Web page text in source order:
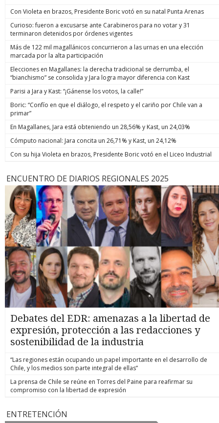
Con Violeta en brazos, Presidente Boric votó en su natal Punta Arenas
Curioso: fueron a excusarse ante Carabineros para no votar y 31
terminaron detenidos por órdenes vigentes
Más de 122 mil magallánicos concurrieron a las urnas en una elección
marcada por la alta participación
Elecciones en Magallanes: la derecha tradicional se derrumba, el
“bianchismo” se consolida y Jara logra mayor diferencia con Kast
Parisi a Jara y Kast: “¡Gánense los votos, la calle!”
Boric: “Confío en que el diálogo, el respeto y el cariño por Chile van a
primar”
En Magallanes, Jara está obteniendo un 28,56% y Kast, un 24,03%
Cómputo nacional: Jara concita un 26,71% y Kast, un 24,12%
Con su hija Violeta en brazos, Presidente Boric votó en el Liceo Industrial
ENCUENTRO DE DIARIOS REGIONALES 2025
Debates del EDR: amenazas a la libertad de
expresión, protección a las redacciones y
sostenibilidad de la industria
“Las regiones están ocupando un papel importante en el desarrollo de
Chile, y los medios son parte integral de ellas”
La prensa de Chile se reúne en Torres del Paine para reafirmar su
compromiso con la libertad de expresión
ENTRETENCIÓN